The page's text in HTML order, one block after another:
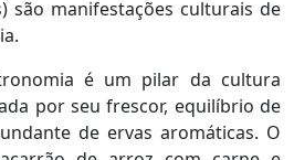
são manifestações culturais de
é um pilar da cultura
por seu frescor, equilíbrio de
de ervas aromáticas. O